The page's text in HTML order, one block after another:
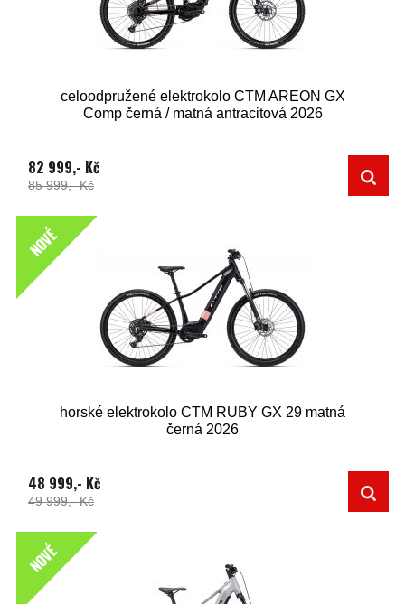
celoodpružené elektrokolo CTM AREON GX
Comp černá / matná antracitová 2026
82 999,- Kč
85 999,- Kč
NOVÉ
horské elektrokolo CTM RUBY GX 29 matná
černá 2026
48 999,- Kč
49 999,- Kč
NOVÉ